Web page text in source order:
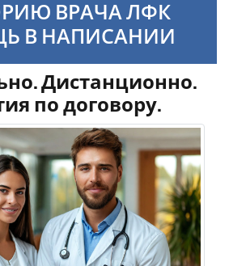
ВРАЧА ЛФК
В НАПИСАНИИ
Дистанционно.
по договору.